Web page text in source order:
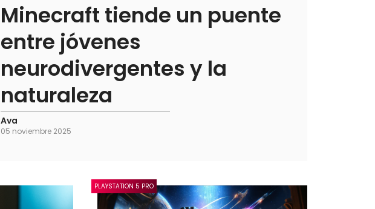
Minecraft tiende un puente
entre jóvenes
neurodivergentes y la
naturaleza
Ava
05 noviembre 2025
PLAYSTATION 5 PRO